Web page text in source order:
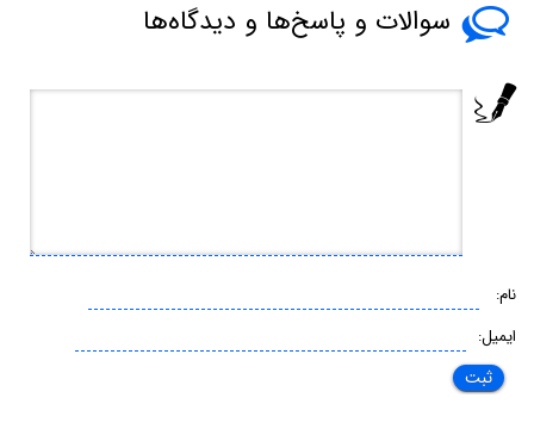
سوالات و پاسخ‌ها و دیدگاه‌ها
نام:
ایمیل: